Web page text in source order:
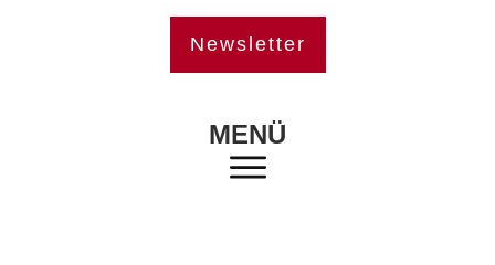
Newsletter
MENÜ